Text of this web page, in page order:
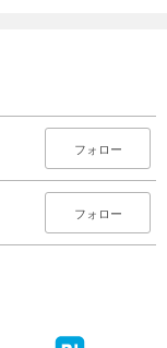
フォロー
フォロー